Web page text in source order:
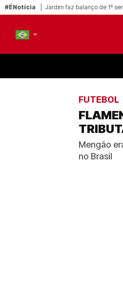
#ÉNotícia Jardim faz balanço de 1º
FUTEBOL
Mengão
no Brasil